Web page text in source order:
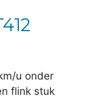
u onder
flink stuk